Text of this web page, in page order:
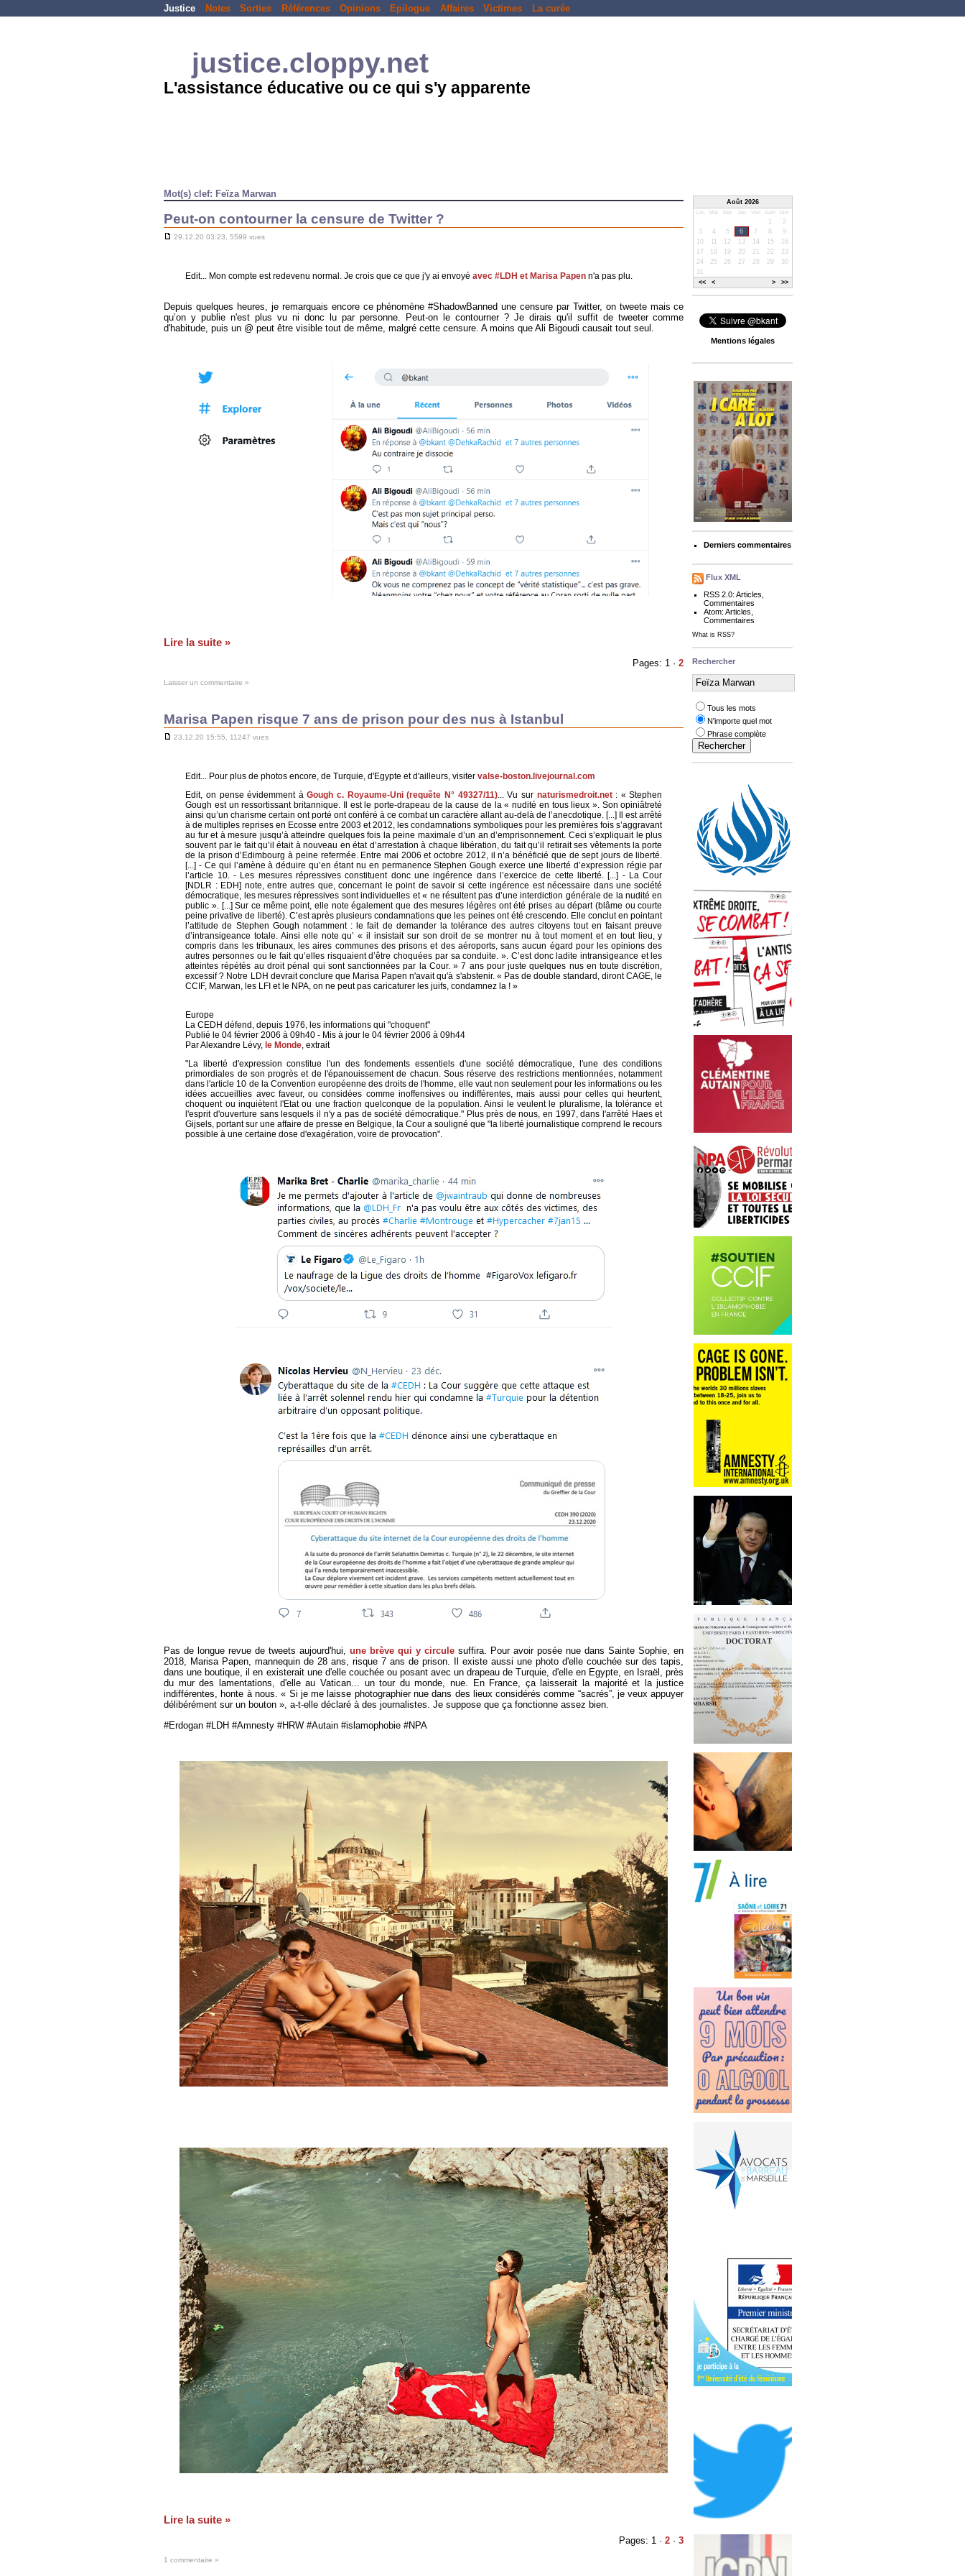
Justice Notes Sorties Références Opinions Epilogue Affaires Victimes La curée
justice.cloppy.net
L'assistance éducative ou ce qui s'y apparente
Mot(s) clef: Feïza Marwan
Peut-on contourner la censure de Twitter ?
29.12.20 03:23, 5599 vues
Edit... Mon compte est redevenu normal. Je crois que ce que j'y ai envoyéavec #LDH et Marisa Papen n'a pas plu.
Depuis quelques heures, je remarquais encore ce phénomène #ShadowBanned une censure par Twitter, on tweete mais ce
qu’on y publie n'est plus vu ni donc lu par personne. Peut-on le contourner ? Je dirais qu'il suffit de tweeter comme
d'habitude, puis un @ peut être visible tout de même, malgré cette censure. A moins que Ali Bigoudi causait tout seul.
Lire la suite »
Pages: 1 ·2
Laisser un commentaire »
Marisa Papen risque 7 ans de prison pour des nus à Istanbul
23.12.20 15:55, 11247 vues
Edit... Pour plus de photos encore, de Turquie, d'Egypte et d'ailleurs, visitervalse-boston.livejournal.com
Edit, on pense évidemment àGough c. Royaume-Uni (requête N° 49327/11)... Vu sur naturismedroit.net: « Stephen
Gough est un ressortissant britannique. Il est le porte-drapeau de la cause de la « nudité en tous lieux ». Son opiniâtreté
ainsi qu’un charisme certain ont porté ont conféré à ce combat un caractère allant au-delà de l’anecdotique. [...] Il est arrêté
à de multiples reprises en Ecosse entre 2003 et 2012, les condamnations symboliques pour les premières fois s’aggravant
au fur et à mesure jusqu’à atteindre quelques fois la peine maximale d’un an d’emprisonnement. Ceci s’expliquait le plus
souvent par le fait qu’il était à nouveau en état d’arrestation à chaque libération, du fait qu’il retirait ses vêtements la porte
de la prison d’Edimbourg à peine refermée. Entre mai 2006 et octobre 2012, il n’a bénéficié que de sept jours de liberté.
[...] - Ce qui l’amène à déduire qu’en étant nu en permanence Stephen Gough exerce une liberté d’expression régie par
l’article 10. - Les mesures répressives constituent donc une ingérence dans l’exercice de cette liberté. [...] - La Cour
[NDLR : EDH] note, entre autres que, concernant le point de savoir si cette ingérence est nécessaire dans une société
démocratique, les mesures répressives sont individuelles et « ne résultent pas d’une interdiction générale de la nudité en
public ». [...] Sur ce même point, elle note également que des mesures légères ont été prises au départ (blâme ou courte
peine privative de liberté). C’est après plusieurs condamnations que les peines ont été crescendo. Elle conclut en pointant
l’attitude de Stephen Gough notamment : le fait de demander la tolérance des autres citoyens tout en faisant preuve
d’intransigeance totale. Ainsi elle note qu’ « il insistait sur son droit de se montrer nu à tout moment et en tout lieu, y
compris dans les tribunaux, les aires communes des prisons et des aéroports, sans aucun égard pour les opinions des
autres personnes ou le fait qu’elles risquaient d’être choquées par sa conduite. ». C’est donc ladite intransigeance et les
atteintes répétés au droit pénal qui sont sanctionnées par la Cour. » 7 ans pour juste quelques nus en toute discrétion,
excessif ? Notre LDH devrait conclure que Marisa Papen n'avait qu'à s'abstenir. « Pas de double standard, diront CAGE, le
CCIF, Marwan, les LFI et le NPA, on ne peut pas caricaturer les juifs, condamnez la ! »
Europe
La CEDH défend, depuis 1976, les informations qui "choquent"
Publié le 04 février 2006 à 09h40 - Mis à jour le 04 février 2006 à 09h44
Par Alexandre Lévy, le Monde, extrait
"La liberté d'expression constitue l'un des fondements essentiels d'une société démocratique, l'une des conditions
primordiales de son progrès et de l'épanouissement de chacun. Sous réserve des restrictions mentionnées, notamment
dans l'article 10 de la Convention européenne des droits de l'homme, elle vaut non seulement pour les informations ou les
idées accueillies avec faveur, ou considées comme inoffensives ou indifférentes, mais aussi pour celles qui heurtent,
choquent ou inquiètent l'Etat ou une fraction quelconque de la population. Ainsi le veulent le pluralisme, la tolérance et
l'esprit d'ouverture sans lesquels il n'y a pas de société démocratique." Plus près de nous, en 1997, dans l'arrêté Haes et
Gijsels, portant sur une affaire de presse en Belgique, la Cour a souligné que "la liberté journalistique comprend le recours
possible à une certaine dose d'exagération, voire de provocation".
Pas de longue revue de tweets aujourd'hui,une brève qui y circule suffira. Pour avoir posée nue dans Sainte Sophie, en
2018, Marisa Papen, mannequin de 28 ans, risque 7 ans de prison. Il existe aussi une photo d'elle couchée sur des tapis,
dans une boutique, il en existerait une d'elle couchée ou posant avec un drapeau de Turquie, d'elle en Egypte, en Israël, près
du mur des lamentations, d'elle au Vatican... un tour du monde, nue. En France, ça laisserait la majorité et la justice
indifférentes, honte à nous. « Si je me laisse photographier nue dans des lieux considérés comme “sacrés”, je veux appuyer
délibérément sur un bouton », a-t-elle déclaré à des journalistes. Je suppose que ça fonctionne assez bien.
#Erdogan #LDH #Amnesty #HRW #Autain #islamophobie #NPA
Lire la suite »
Pages: 1 ·2 ·3
1 commentaire »
Août 2026
Lun Mar Mer Jeu Ven Sam Dim
<< < > >>
1
2
3
4 5 6 7 8
9
10
11 12 13 14 15
16
17
18 19 20 21 22
23
24
25 26 27 28 29
30
31
Mentions légales
Derniers commentaires
Flux XML
RSS 2.0:Articles,
Commentaires
Atom:Articles,
Commentaires
What is RSS?
Rechercher
Tous les mots
N'importe quel mot
Phrase complète